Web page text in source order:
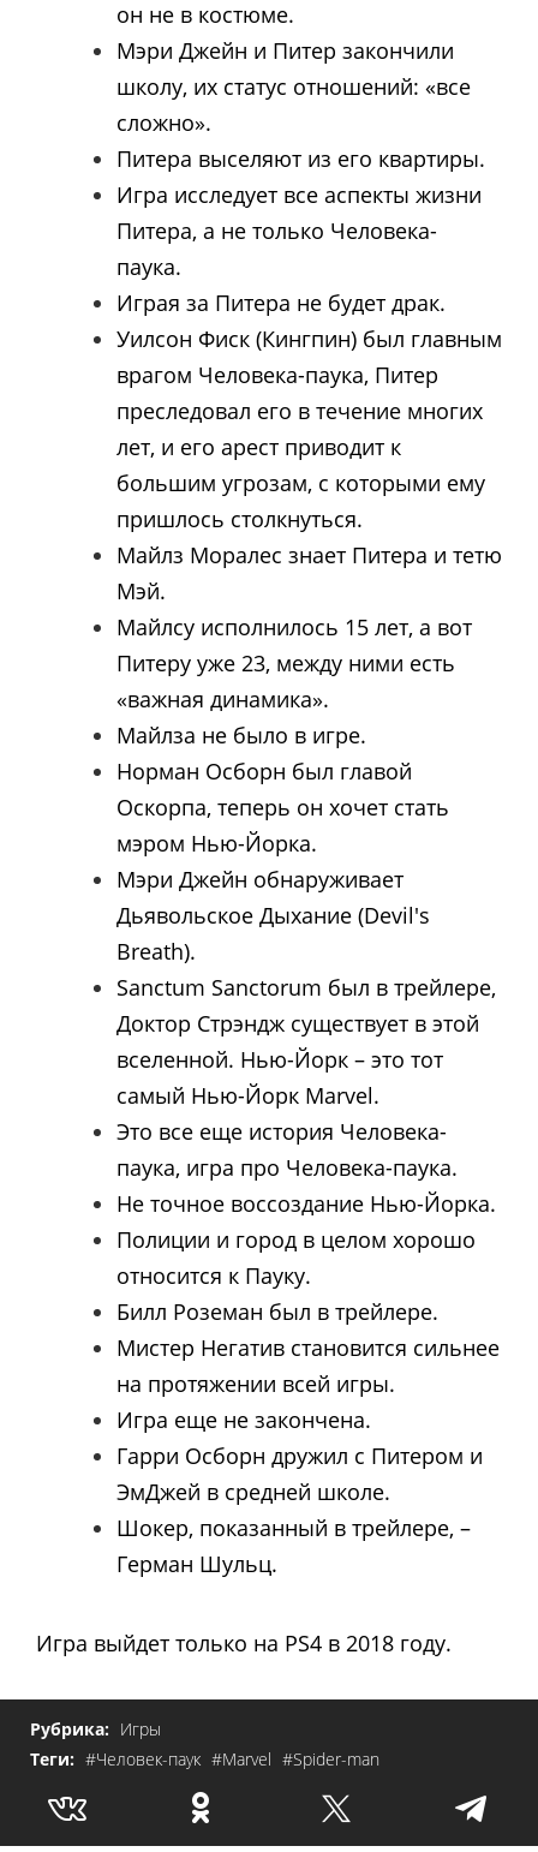
он не в костюме.
Мэри Джейн и Питер закончили
школу, их статус отношений: «все
сложно».
Питера выселяют из его квартиры.
Игра исследует все аспекты жизни
Питера, а не только Человека-
паука.
Играя за Питера не будет драк.
Уилсон Фиск (Кингпин) был главным
врагом Человека-паука, Питер
преследовал его в течение многих
лет, и его арест приводит к
большим угрозам, с которыми ему
пришлось столкнуться.
Майлз Моралес знает Питера и тетю
Мэй.
Майлсу исполнилось 15 лет, а вот
Питеру уже 23, между ними есть
«важная динамика».
Майлза не было в игре.
Норман Осборн был главой
Оскорпа, теперь он хочет стать
мэром Нью-Йорка.
Мэри Джейн обнаруживает
Дьявольское Дыхание (Devil's
Breath).
Sanctum Sanctorum был в трейлере,
Доктор Стрэндж существует в этой
вселенной. Нью-Йорк – это тот
самый Нью-Йорк Marvel.
Это все еще история Человека-
паука, игра про Человека-паука.
Не точное воссоздание Нью-Йорка.
Полиции и город в целом хорошо
относится к Пауку.
Билл Роземан был в трейлере.
Мистер Негатив становится сильнее
на протяжении всей игры.
Игра еще не закончена.
Гарри Осборн дружил с Питером и
ЭмДжей в средней школе.
Шокер, показанный в трейлере, –
Герман Шульц.
Игра выйдет только на PS4 в 2018 году.
Рубрика: Игры
Теги: #Человек-паук #Marvel #Spider-man